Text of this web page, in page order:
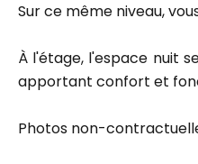
Sur ce même niveau,
À l'étage, l'espace nuit
apportant confort et
Photos non-